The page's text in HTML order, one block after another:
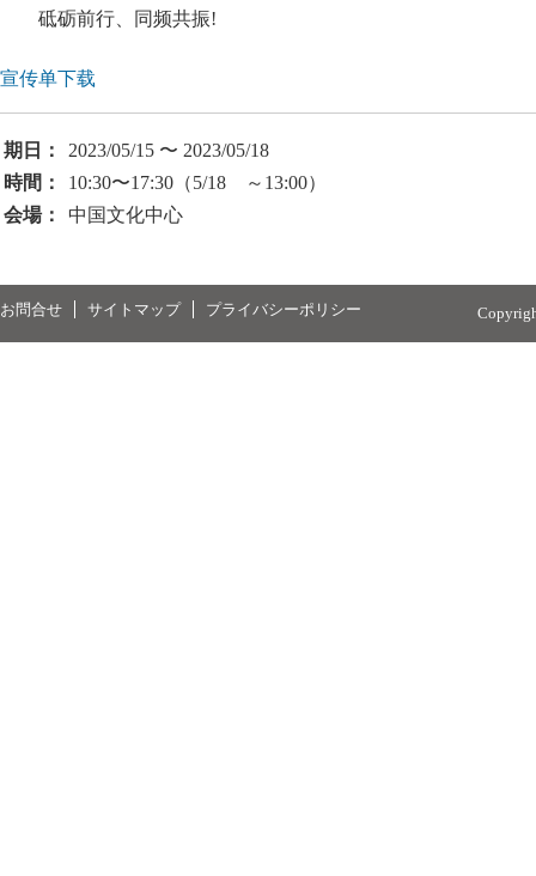
砥砺前行、同频共振!
宣传单下载
期日：
2023/05/15 〜 2023/05/18
時間：
10:30〜17:30（5/18 ～13:00）
会場：
中国文化中心
お問合せ サイトマップ プライバシーポリシー